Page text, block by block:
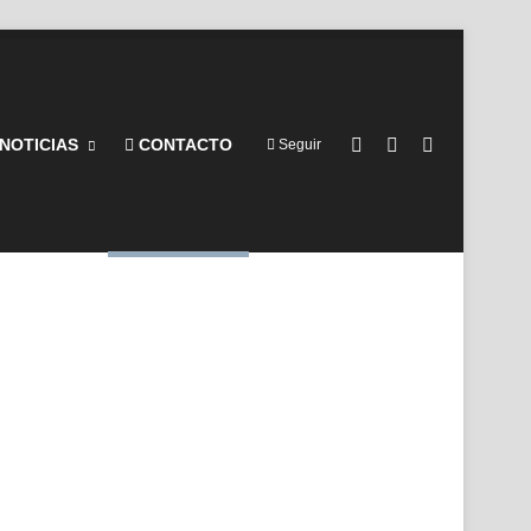
CONTACTO Seguir Barra lateral
Switch skin